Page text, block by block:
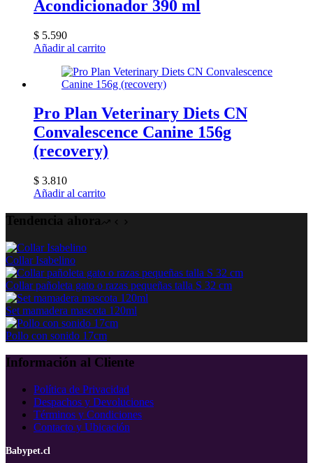
Acondicionador 390 ml
$ 5.590
Añadir al carrito
Pro Plan Veterinary Diets CN
Convalescence Canine 156g
(recovery)
$ 3.810
Añadir al carrito
Tendencia ahora
Collar Isabelino
Collar pañoleta gato o razas pequeñas talla S 32 cm
Set mamadera mascota 120ml
Pollo con sonido 17cm
Información al Cliente
Política de Privacidad
Despachos y Devoluciones
Términos y Condiciones
Contacto y Ubicación
Babypet.cl